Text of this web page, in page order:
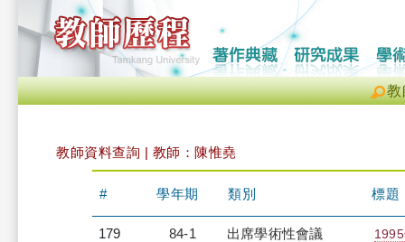
教
教師資料查詢 | 教師：陳惟堯
# 學年期 類別 標題
179 84-1 出席學術性會議